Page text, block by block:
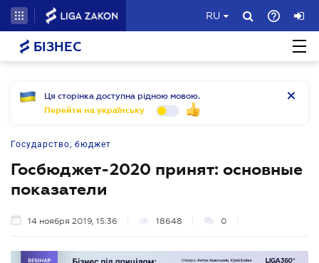
RU
БІЗНЕС
Ця сторінка доступна рідною мовою.
Перейти на українську
Государство, бюджет
Госбюджет-2020 принят: основные
показатели
14 ноября 2019, 15:36 18648 0